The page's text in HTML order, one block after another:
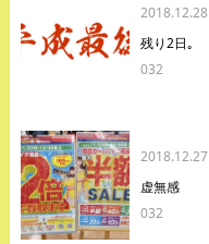
2018.12.28
残り2日｡
032
2018.12.27
虚無感
032